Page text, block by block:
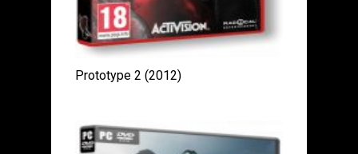
Prototype 2 (2012)